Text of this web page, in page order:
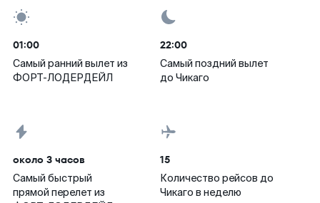
01:00
Самый ранний вылет из
ФОРТ-ЛОДЕРДЕЙЛ
22:00
Самый поздний вылет
до Чикаго
около 3 часов
Самый быстрый
прямой перелет из
15
Количество рейсов до
Чикаго в неделю